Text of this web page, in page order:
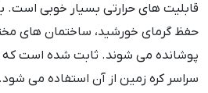
قابلیت های حرارتی بسیار خوبی است.
حفظ گرمای خورشید، ساختمان های
پوشانده می شوند. ثابت شده است
سراسر کره زمین از آن استفاده می شود.